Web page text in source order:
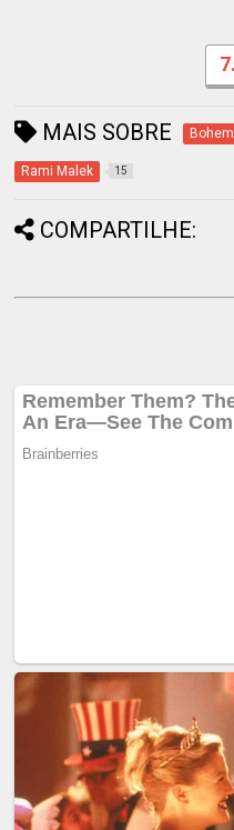
MAIS SOBRE
Rami Malek 15
COMPARTILHE: